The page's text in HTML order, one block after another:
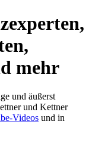
mehr
und äußerst
und Kettner
Videos und in